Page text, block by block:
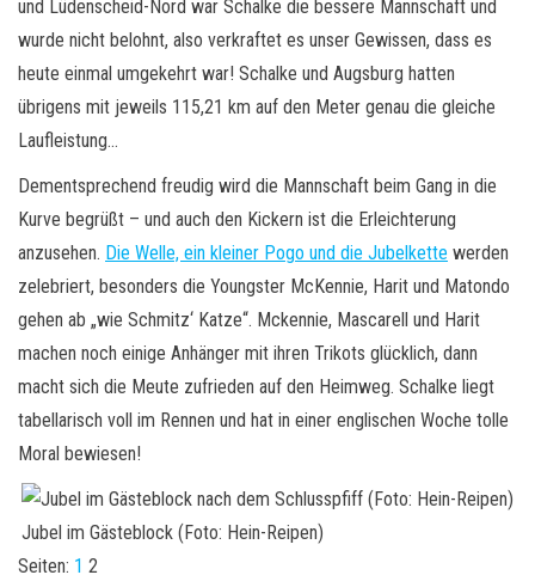
und Lüdenscheid-Nord war Schalke die bessere Mannschaft und
wurde nicht belohnt, also verkraftet es unser Gewissen, dass es
heute einmal umgekehrt war! Schalke und Augsburg hatten
übrigens mit jeweils 115,21 km auf den Meter genau die gleiche
Laufleistung…
Dementsprechend freudig wird die Mannschaft beim Gang in die
Kurve begrüßt – und auch den Kickern ist die Erleichterung
anzusehen. Die Welle, ein kleiner Pogo und die Jubelkette werden
zelebriert, besonders die Youngster McKennie, Harit und Matondo
gehen ab „wie Schmitz‘ Katze“. Mckennie, Mascarell und Harit
machen noch einige Anhänger mit ihren Trikots glücklich, dann
macht sich die Meute zufrieden auf den Heimweg. Schalke liegt
tabellarisch voll im Rennen und hat in einer englischen Woche tolle
Moral bewiesen!
Jubel im Gästeblock (Foto: Hein-Reipen)
Seiten: 1 2